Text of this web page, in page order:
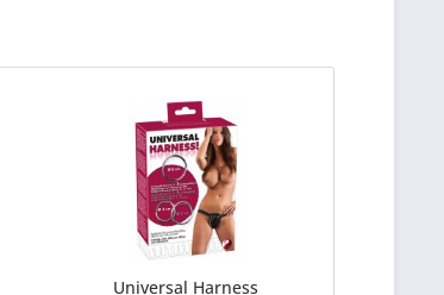
Universal Harness